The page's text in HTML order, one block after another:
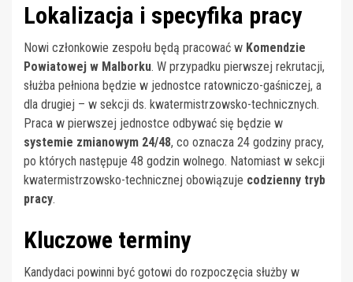
Lokalizacja i specyfika pracy
Nowi członkowie zespołu będą pracować w Komendzie
Powiatowej w Malborku. W przypadku pierwszej rekrutacji,
służba pełniona będzie w jednostce ratowniczo-gaśniczej, a
dla drugiej – w sekcji ds. kwatermistrzowsko-technicznych.
Praca w pierwszej jednostce odbywać się będzie w
systemie zmianowym 24/48, co oznacza 24 godziny pracy,
po których następuje 48 godzin wolnego. Natomiast w sekcji
kwatermistrzowsko-technicznej obowiązuje codzienny tryb
pracy.
Kluczowe terminy
Kandydaci powinni być gotowi do rozpoczęcia służby w